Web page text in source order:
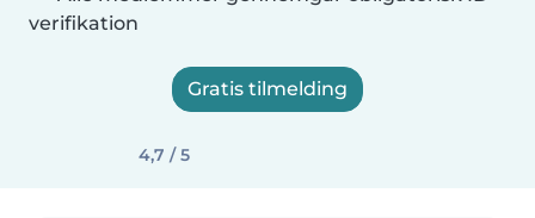
verifikation
Gratis tilmelding
4,7 / 5